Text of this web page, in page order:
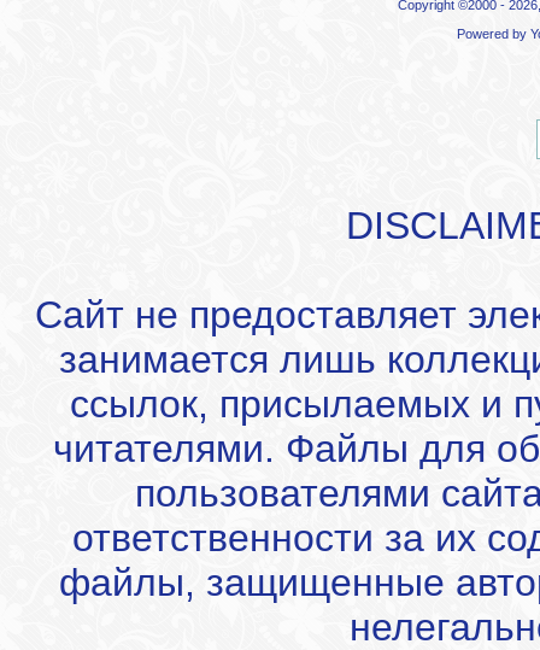
Copyright ©2000 -
Powered by
Сайт не предоставляет
занимается лишь
ссылок, присылаемых и
читателями. Файлы для
пользователями
ответственности за их
файлы, защищенные